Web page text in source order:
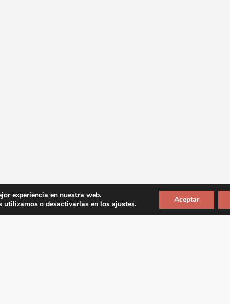
experiencia en nuestra web.
utilizamos o desactivarlas en losajustes. Aceptar